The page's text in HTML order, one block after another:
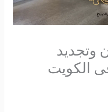
وتجديد
الكويت